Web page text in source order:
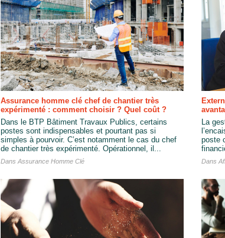
Assurance homme clé chef de chantier très
expérimenté : comment choisir ? Quel coût ?
Dans le BTP Bâtiment Travaux Publics, certains
postes sont indispensables et pourtant pas si
simples à pourvoir. C’est notamment le cas du chef
de chantier très expérimenté. Opérationnel, il...
Dans Assurance Homme Clé
La
poste
Dans